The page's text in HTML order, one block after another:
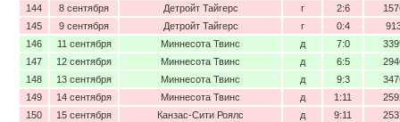
144
8 сентября Детройт Тайгерс г 2:6
145
9 сентября Детройт Тайгерс г 0:4
146
11 сентября Миннесота Твинс д 7:0
147
12 сентября Миннесота Твинс д 6:5
148
13 сентября Миннесота Твинс д 9:3
149
14 сентября Миннесота Твинс д 1:11
150
15 сентября Канзас-Сити Роялс д 9:11